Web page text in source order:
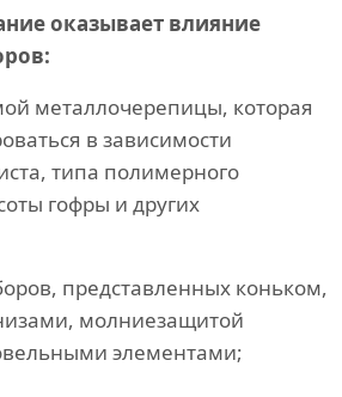
оказывает влияние
металлочерепицы, которая
в зависимости
типа полимерного
гофры и других
представленных коньком,
молниезащитой
элементами;